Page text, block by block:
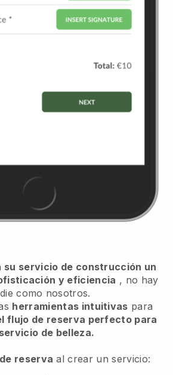
su servicio de construcción un
y eficiencia , no hay
como nosotros.
herramientas intuitivas para
flujo de reserva perfecto para
de belleza.
reserva al crear un servicio: